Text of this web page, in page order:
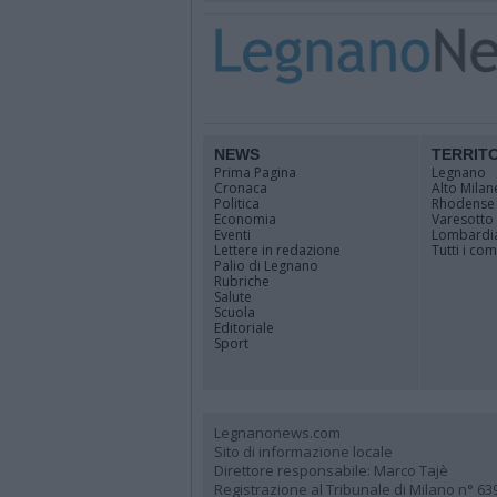
NEWS
Prima Pagina
Cronaca
Politica
Economia
Eventi
Lettere in redazione
Palio di Legnano
Rubriche
Salute
Scuola
Editoriale
Sport
Legnano
Alto
Rhodense
Varesotto
Tutti i
Legnanonews.com
Sito di informazione locale
Direttore responsabile: Marco Tajè
Registrazione al Tribunale di Milano n°